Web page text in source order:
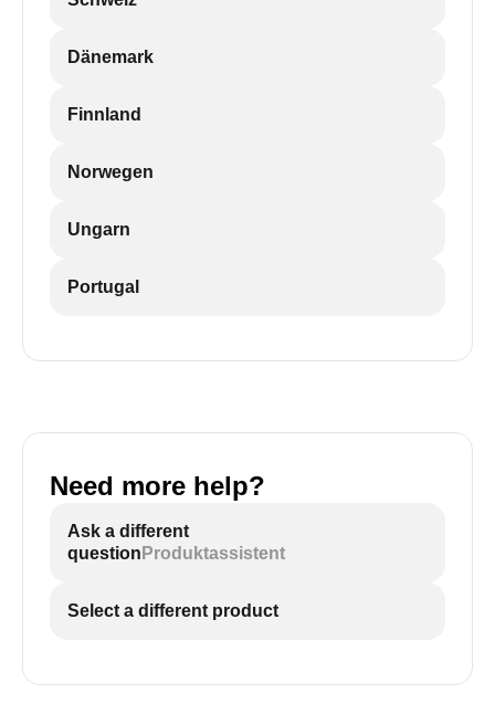
Dänemark
Finnland
Norwegen
Ungarn
Portugal
Need more help?
Ask a different
question Produktassistent
Select a different product